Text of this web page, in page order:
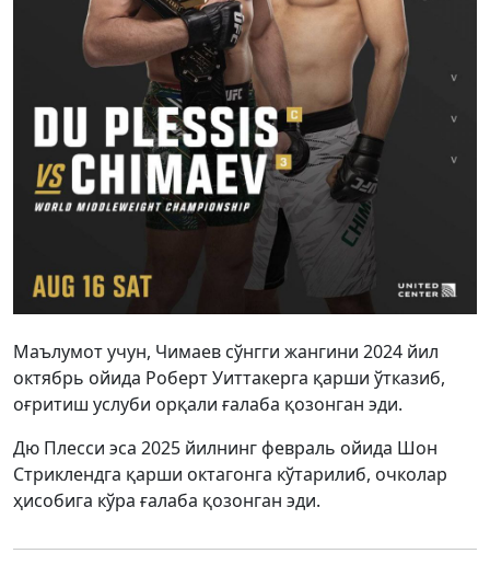
Маълумот учун, Чимаев сўнгги жангини 2024 йил
октябрь ойида Роберт Уиттакерга қарши ўтказиб,
оғритиш услуби орқали ғалаба қозонган эди.
Дю Плесси эса 2025 йилнинг февраль ойида Шон
Стриклендга қарши октагонга кўтарилиб, очколар
ҳисобига кўра ғалаба қозонган эди.